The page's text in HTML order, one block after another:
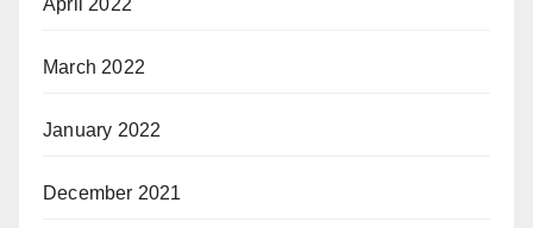
March 2022
January 2022
December 2021